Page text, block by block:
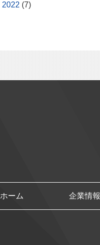
2022 (7)
ホーム 企業情報